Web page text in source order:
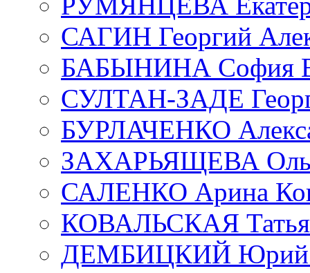
САГИН Георгий
БАБЫНИНА София
СУЛТАН-ЗАДЕ
БУРЛАЧЕНКО
ЗАХАРЬЯЩЕВА
САЛЕНКО Арина
КОВАЛЬСКАЯ
ДЕМБИЦКИЙ Юрий